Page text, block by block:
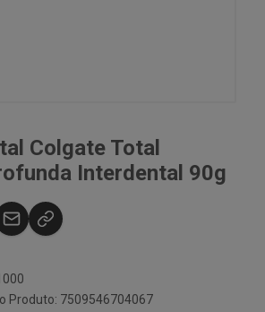
Colgate Total
Interdental 90g
Produto: 7509546704067